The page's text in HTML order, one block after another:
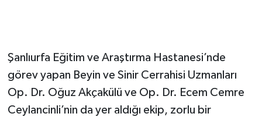
Şanlıurfa Eğitim ve Araştırma Hastanesi’nde
görev yapan Beyin ve Sinir Cerrahisi Uzmanları
Op. Dr. Oğuz Akçakülü ve Op. Dr. Ecem Cemre
Ceylancinli’nin da yer aldığı ekip, zorlu bir